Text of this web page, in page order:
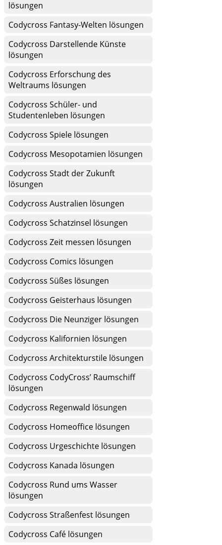
lösungen
Codycross Fantasy-Welten lösungen
Codycross Darstellende Künste
lösungen
Codycross Erforschung des
Weltraums lösungen
Codycross Schüler- und
Studentenleben lösungen
Codycross Spiele lösungen
Codycross Mesopotamien lösungen
Codycross Stadt der Zukunft
lösungen
Codycross Australien lösungen
Codycross Schatzinsel lösungen
Codycross Zeit messen lösungen
Codycross Comics lösungen
Codycross Süßes lösungen
Codycross Geisterhaus lösungen
Codycross Die Neunziger lösungen
Codycross Kalifornien lösungen
Codycross Architekturstile lösungen
Codycross CodyCross’ Raumschiff
lösungen
Codycross Regenwald lösungen
Codycross Homeoffice lösungen
Codycross Urgeschichte lösungen
Codycross Kanada lösungen
Codycross Rund ums Wasser
lösungen
Codycross Straßenfest lösungen
Codycross Café lösungen